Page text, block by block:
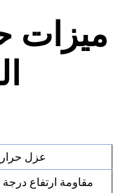
ميزات
عزل
مقاومة ارتفاع درجة